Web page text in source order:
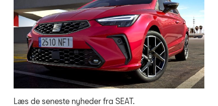
Læs de seneste nyheder fra SEAT.